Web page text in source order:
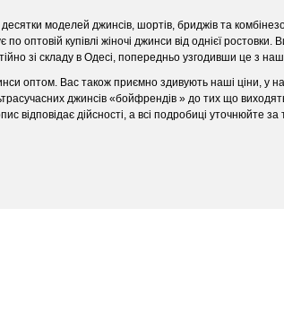
моделей джинсів, шортів, бриджів та
оптовій купівлі жіночі джинси від однієї
зі складу в Одесі, попередньо узгодивши це з
оптом. Вас також приємно здивують наші ціни, у
джинсів «бойфрендів » до тих що
відповідає дійсності, а всі подробиці уточнюйте